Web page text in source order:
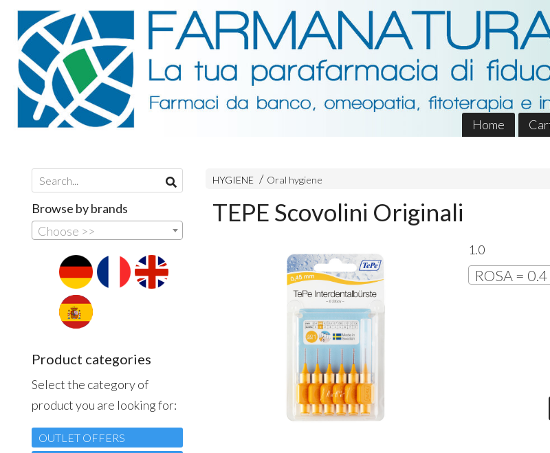
Home
HYGIENE Oral hygiene
TEPE Scovolini Originali
1.0
ROSA =
Browse by brands
Choose >>
Product categories
Select the category of
product you are looking for:
OUTLET OFFERS
Great experience with
Farmanatura Shop! I needed an
really ...
Arrivati perfetti e con una
notevole velocità terrò presente
Buongiorno, si sono rimasto
soddisfatto
15-06-2026 - Massimo L.
Esperienza di